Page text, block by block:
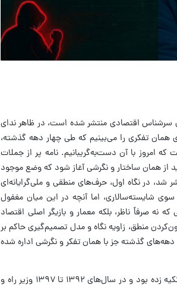
سرشناس اقتصادی منتشر شده است، در ظاهر ندای
همان تفکری را می‌بینیم که طی چهار دهه گذشته،
امروز با آن دست‌به‌گریبانیم. نامه پر از جملات
از همان ساختار و نگرشی آغاز شود که وضع موجود
در نگاه اول، حرف‌های منطقی و ملی‌گرایانه‌ای
شایسته‌سالاری، اما آنچه در این میان مغفول
نه صرفاً ناظر، بلکه معمار و بازیگر اصلی اقتصاد
منطق، زاویه نگاه و مدل تصمیم‌گیری حاکم بر
گذشته جز با همان تفکر و نگرشی اداره شده
عباس آخوندی که امروز دم از تغییر پارادایم می‌زند، از ۲۵سالگی بر صندلی‌های مدیریتی تکیه زده بود و در سال‌های ۱۳۹۲ تا ۱۳۹۷ وزیر راه و